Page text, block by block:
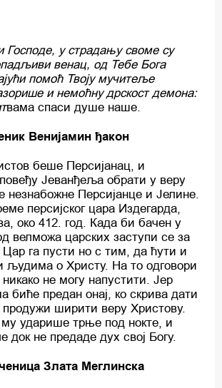
Господе, у страдању своме су
венац, од Тебе Бога
помоћ Твоју мучитеље
и немоћну дрскост демона:
вама спаси душе наше.
Венијамин ђакон
беше Персијанац, и
Јеванђеља обрати у веру
незнабожне Персијанце и Јелине.
персијског цара Издегарда,
око 412. год. Када би бачен у
велможа царских заступи се за
га пусти но с тим, да ћути и
људима о Христу. На то одговори
не могу напустити. Јер
биће предан онај, ко скрива дати
ширити веру Христову.
ударише трње под нокте, и
док не предаде дух свој Богу.
Злата Меглинска